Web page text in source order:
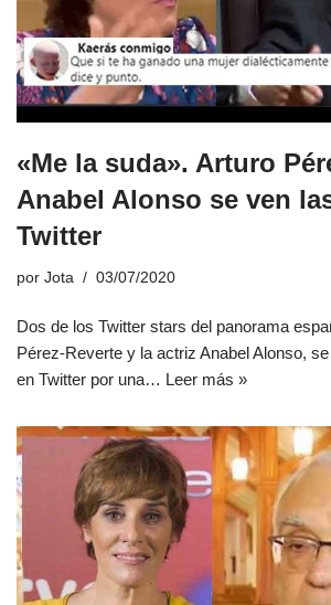
«Me la suda». Arturo
Anabel Alonso se ven
Twitter
por Jota 03/07/2020
Dos de los Twitter stars del panorama
Pérez-Reverte y la actriz Anabel Alonso,
en Twitter por una… Leer más »